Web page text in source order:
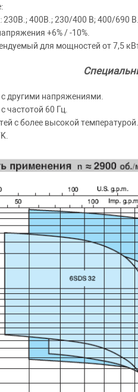
230В.; 400В.; 230/400 В; 400/690 В.
+6% / -10%.
для мощностей от 7,5
другими напряжениями.
частотой 60 Гц.
с более высокой температурой.